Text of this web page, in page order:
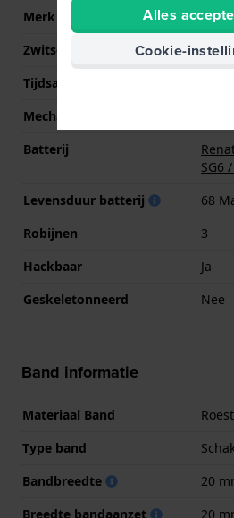
Merk uurwerk
ETA
Zwitsers uurwerk
Ja
Tijdsaanduiding
Mechanisme
Batterij
SG6
Levensduur batterij
68
Robijnen
3
Hackbaar
Ja
Geskeletonneerd
Nee
Band informatie
Materiaal Band
Type band
Bandbreedte
20
Breedte bandaanzet
20
Alles
Cookie-